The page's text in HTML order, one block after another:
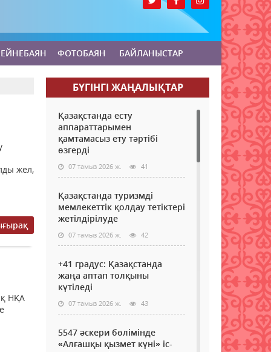
ФОТОБАЯН БАЙЛАНЫСТАР
жел,
НҚА
БҮГІНГI ЖАҢАЛЫҚТАР
Қазақстанда есту
аппараттарымен
қамтамасыз ету тәртібі
өзгерді
07 тамыз 2026 ж. 41
Қазақстанда туризмді
мемлекеттік қолдау тетіктері
жетілдірілуде
07 тамыз 2026 ж. 42
+41 градус: Қазақстанда
жаңа аптап толқыны
күтіледі
07 тамыз 2026 ж. 43
5547 әскери бөлімінде
«Алғашқы қызмет күні» іс-